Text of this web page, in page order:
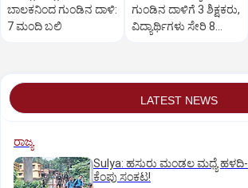
ಬಾಲಕನಿಂದ ಗುಂಡಿನ ದಾಳಿ:
7 ಮಂದಿ ಬಲಿ
ಗುಂಡಿನ ದಾಳಿಗೆ 3 ಶಿಕ್ಷಕರು,
ವಿದ್ಯಾರ್ಥಿಗಳು ಸೇರಿ 8
LATEST NEWS
ರಾಜ್ಯ
Sulya: ಹಸುರು ಮಂಡಲ ಮಧ್ಯೆ ಹಳದಿ-
ಕೆಂಪು ಸಂಕಟ!